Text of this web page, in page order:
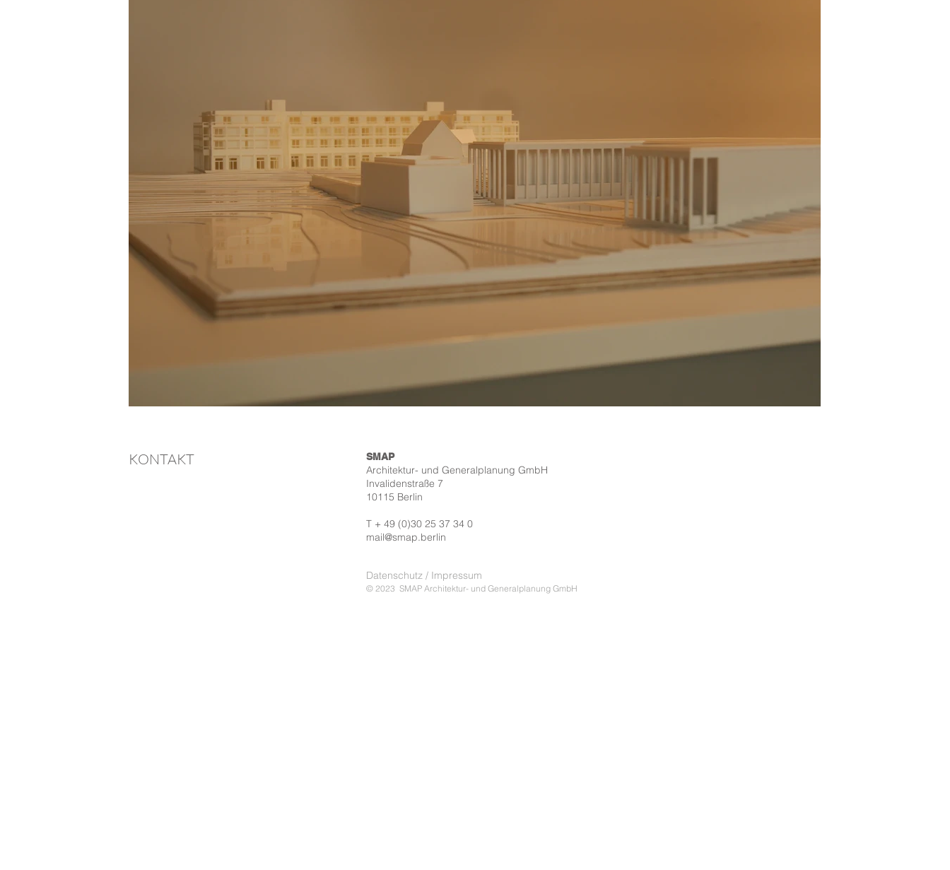
KONTAKT SMAP
Architektur- und Generalplanung GmbH
Invalidenstraße 7
10115 Berlin
T + 49 (0)30 25 37 34 0
mail@smap.berlin
Datenschutz / Impressum
© 2023 SMAP Architektur- und Generalplanung GmbH